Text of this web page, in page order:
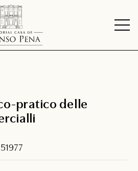
pratico delle